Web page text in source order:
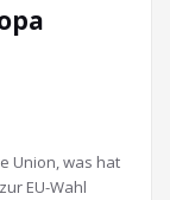
Union, was hat
EU-Wahl